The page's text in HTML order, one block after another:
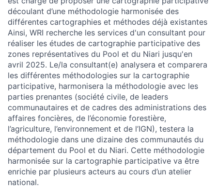
découlant d’une méthodologie harmonisée des
différentes cartographies et méthodes déjà existantes
Ainsi, WRI recherche les services d'un consultant pour
réaliser les études de cartographie participative des
zones représentatives du Pool et du Niari jusqu'en
avril 2025. Le/la consultant(e) analysera et comparera
les différentes méthodologies sur la cartographie
participative, harmonisera la méthodologie avec les
parties prenantes (société civile, de leaders
communautaires et de cadres des administrations des
affaires foncières, de l’économie forestière,
l’agriculture, l’environnement et de l’IGN), testera la
méthodologie dans une dizaine des communautés du
département du Pool et du Niari. Cette méthodologie
harmonisée sur la cartographie participative va être
enrichie par plusieurs acteurs au cours d’un atelier
national.